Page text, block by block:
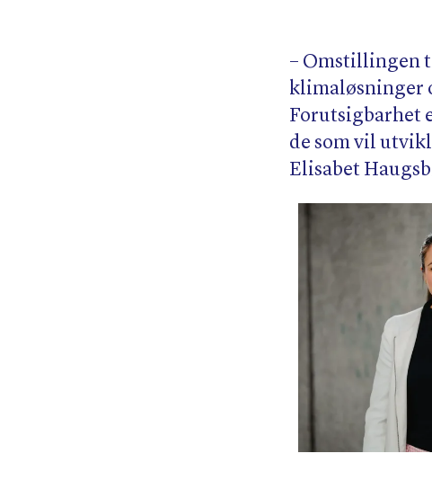
– Omstillingen
klimaløsninger
Forutsigbarhet
de som vil
Elisabet